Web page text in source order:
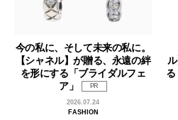
今の私に、そして未来の私に。
【シャネル】が贈る、永遠の絆
を形にする「ブライダルフェ
ア」
PR
2026.07.24
FASHION
る